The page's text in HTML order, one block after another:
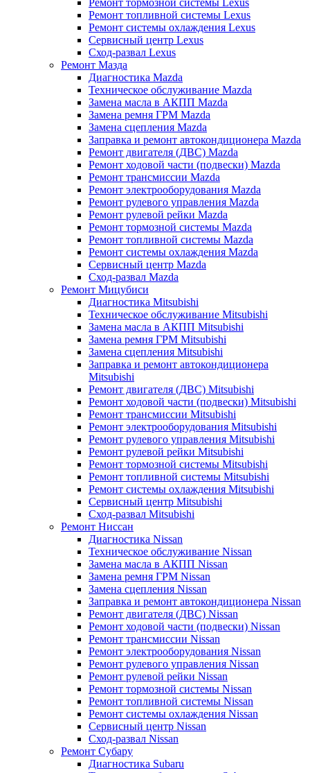
Ремонт тормозной системы Lexus
Ремонт топливной системы Lexus
Ремонт системы охлаждения Lexus
Сервисный центр Lexus
Сход-развал Lexus
Ремонт Мазда
Диагностика Mazda
Техническое обслуживание Mazda
Замена масла в АКПП Mazda
Замена ремня ГРМ Mazda
Замена сцепления Mazda
Заправка и ремонт автокондиционера Mazda
Ремонт двигателя (ДВС) Mazda
Ремонт ходовой части (подвески) Mazda
Ремонт трансмиссии Mazda
Ремонт электрооборудования Mazda
Ремонт рулевого управления Mazda
Ремонт рулевой рейки Mazda
Ремонт тормозной системы Mazda
Ремонт топливной системы Mazda
Ремонт системы охлаждения Mazda
Сервисный центр Mazda
Сход-развал Mazda
Ремонт Мицубиси
Диагностика Mitsubishi
Техническое обслуживание Mitsubishi
Замена масла в АКПП Mitsubishi
Замена ремня ГРМ Mitsubishi
Замена сцепления Mitsubishi
Заправка и ремонт автокондиционера
Mitsubishi
Ремонт двигателя (ДВС) Mitsubishi
Ремонт ходовой части (подвески) Mitsubishi
Ремонт трансмиссии Mitsubishi
Ремонт электрооборудования Mitsubishi
Ремонт рулевого управления Mitsubishi
Ремонт рулевой рейки Mitsubishi
Ремонт тормозной системы Mitsubishi
Ремонт топливной системы Mitsubishi
Ремонт системы охлаждения Mitsubishi
Сервисный центр Mitsubishi
Сход-развал Mitsubishi
Ремонт Ниссан
Диагностика Nissan
Техническое обслуживание Nissan
Замена масла в АКПП Nissan
Замена ремня ГРМ Nissan
Замена сцепления Nissan
Заправка и ремонт автокондиционера Nissan
Ремонт двигателя (ДВС) Nissan
Ремонт ходовой части (подвески) Nissan
Ремонт трансмиссии Nissan
Ремонт электрооборудования Nissan
Ремонт рулевого управления Nissan
Ремонт рулевой рейки Nissan
Ремонт тормозной системы Nissan
Ремонт топливной системы Nissan
Ремонт системы охлаждения Nissan
Сервисный центр Nissan
Сход-развал Nissan
Ремонт Субару
Диагностика Subaru